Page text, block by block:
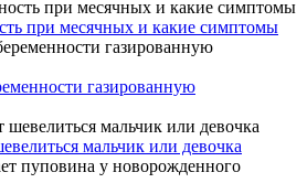
при месячных и какие симптомы
газированную
мальчик или девочка